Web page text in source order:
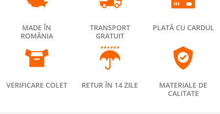
MADE ÎN
ROMÂNIA
TRANSPORT
GRATUIT
PLATĂ CU CARDUL
VERIFICARE COLET RETUR ÎN 14 ZILE
MATERIALE DE
CALITATE